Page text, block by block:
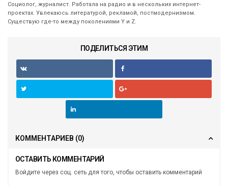
Социолог, журналист. Работала на радио и в нескольких интернет-
проектах. Увлекаюсь литературой, рекламой, постмодернизмом.
Существую где-то между поколениями Y и Z.
ПОДЕЛИТЬСЯ ЭТИМ
КОММЕНТАРИЕВ (0)
ОСТАВИТЬ КОММЕНТАРИЙ
Войдите через соц. сеть для того, чтобы оставить комментарий